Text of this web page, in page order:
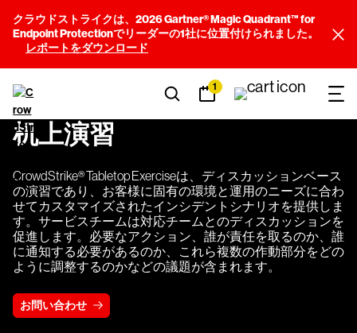
クラウドストライクは、2026 Gartner® Magic Quadrant™ for
Endpoint Protectionでリーダーの1社に位置付けられました。
レポートをダウンロード
1
机上演習
CrowdStrike® Tabletop Exerciseは、ディスカッションベース
の演習であり、お客様に固有の環境と運用のニーズに合わ
せてカスタマイズされたインシデントシナリオを提供しま
す。サービスチームは対応チームとのディスカッションを
促進します。必要なアクション、誰が責任を取るのか、誰
に通知する必要があるのか、これら複数の作動部分をどの
ように調整するのかなどの議題が含まれます。
お問い合わせ